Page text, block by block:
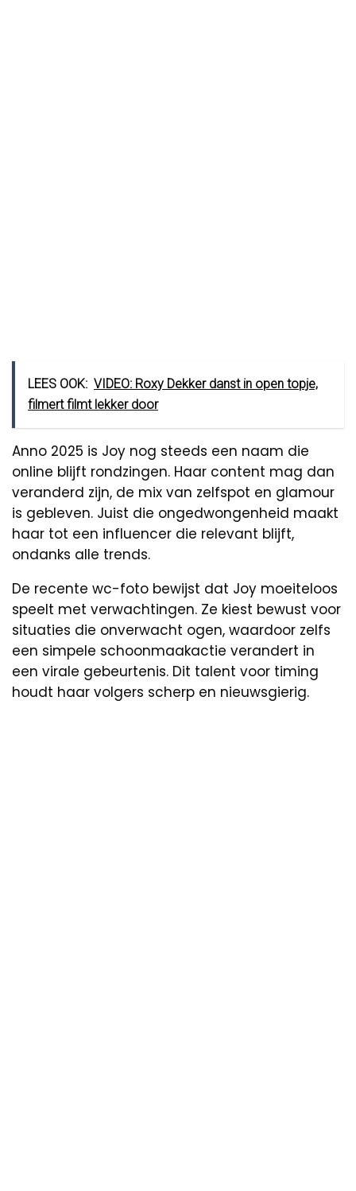
LEES OOK: VIDEO: Roxy Dekker danst in open topje,
filmert filmt lekker door
Anno 2025 is Joy nog steeds een naam die
online blijft rondzingen. Haar content mag dan
veranderd zijn, de mix van zelfspot en glamour
is gebleven. Juist die ongedwongenheid maakt
haar tot een influencer die relevant blijft,
ondanks alle trends.
De recente wc-foto bewijst dat Joy moeiteloos
speelt met verwachtingen. Ze kiest bewust voor
situaties die onverwacht ogen, waardoor zelfs
een simpele schoonmaakactie verandert in
een virale gebeurtenis. Dit talent voor timing
houdt haar volgers scherp en nieuwsgierig.